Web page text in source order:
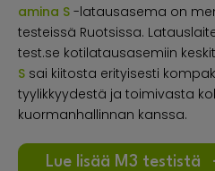
amina S -latausasema on
testeissä Ruotsissa.
test.se kotilatausasemiin
S sai kiitosta erityisesti
tyylikkyydestä ja toimivasta
kuormanhallinnan kanssa.
Lue lisää M3 testistä